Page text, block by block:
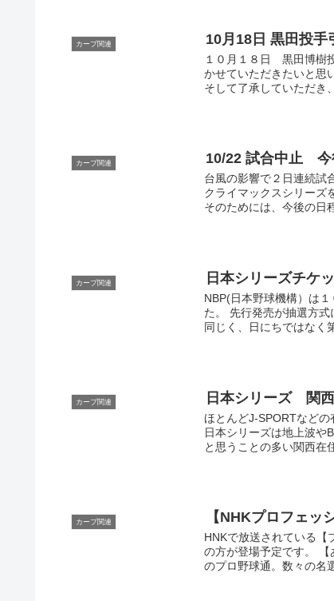
カープ関連 10月18日 黒田投
１０月１８日 黒田博樹
かせていただきたいと思
そして了承していただき
カープ関連 10/22 試合中止 今
台風の影響で２日連続試
クライマックスシリーズ
そのためには、今後の日
カープ関連 日本シリーズチケ
NBP(日本野球機構）は
た。 先行発売が抽選方
同じく、日にちではなく
カープ関連 日本シリーズ 関
ほとんどJ-SPORTなどの
日本シリーズは地上波や
と思うことの多い関西在
カープ関連 【NHKプロフェッ
HNKで放送されている【
の方が登場予定です。
のプロ野球通。数々の名